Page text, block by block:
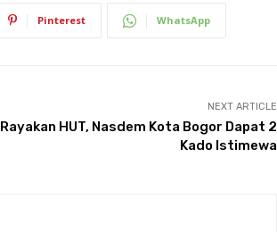
Pinterest WhatsApp
NEXT ARTICLE
Rayakan HUT, Nasdem Kota Bogor Dapat 2
Kado Istimewa